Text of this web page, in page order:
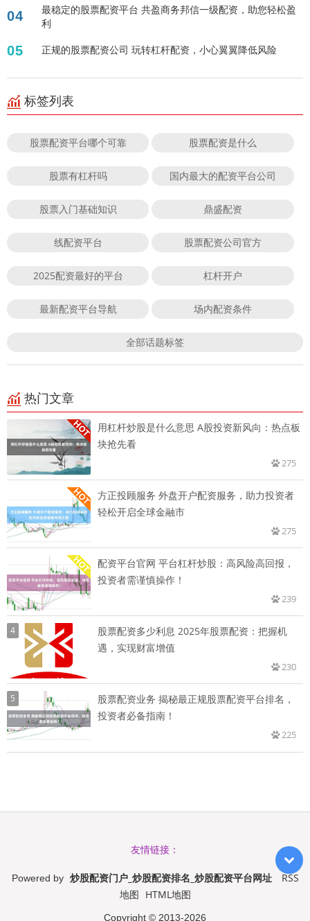
04
最稳定的股票配资平台 共盈商务邦信一级配资，助您轻松盈
利
05 正规的股票配资公司 玩转杠杆配资，小心翼翼降低风险
标签列表
股票配资平台哪个可靠 股票配资是什么
股票有杠杆吗 国内最大的配资平台公司
股票入门基础知识 鼎盛配资
线配资平台 股票配资公司官方
2025配资最好的平台 杠杆开户
最新配资平台导航 场内配资条件
全部话题标签
热门文章
用杠杆炒股是什么意思 A股投资新风向：热点板
块抢先看
275
方正投顾服务 外盘开户配资服务，助力投资者
轻松开启全球金融市
275
配资平台官网 平台杠杆炒股：高风险高回报，
投资者需谨慎操作！
239
4
股票配资多少利息 2025年股票配资：把握机
遇，实现财富增值
230
5
股票配资业务 揭秘最正规股票配资平台排名，
投资者必备指南！
225
友情链接：
Powered by 炒股配资门户_炒股配资排名_炒股配资平台网址
RSS
地图 HTML地图
Copyright © 2013-2026